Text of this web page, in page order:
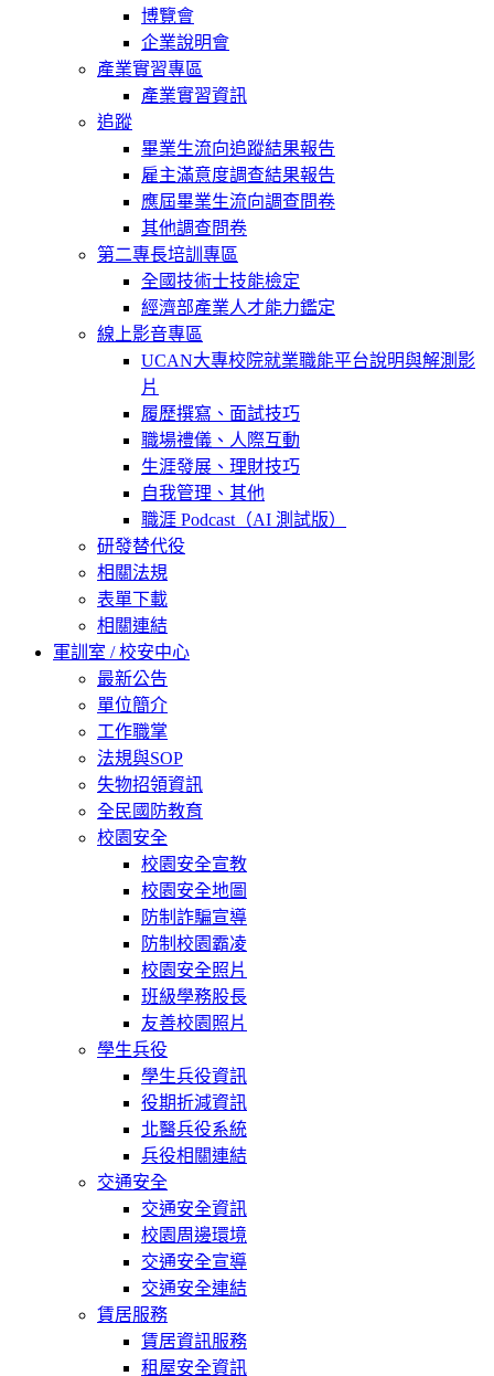
博覽會
企業說明會
產業實習專區
產業實習資訊
追蹤
畢業生流向追蹤結果報告
雇主滿意度調查結果報告
應屆畢業生流向調查問卷
其他調查問卷
第二專長培訓專區
全國技術士技能檢定
經濟部產業人才能力鑑定
線上影音專區
UCAN大專校院就業職能平台說明與解測影
片
履歷撰寫、面試技巧
職場禮儀、人際互動
生涯發展、理財技巧
自我管理、其他
職涯 Podcast（AI 測試版）
研發替代役
相關法規
表單下載
相關連結
軍訓室 / 校安中心
最新公告
單位簡介
工作職掌
法規與SOP
失物招領資訊
全民國防教育
校園安全
校園安全宣教
校園安全地圖
防制詐騙宣導
防制校園霸凌
校園安全照片
班級學務股長
友善校園照片
學生兵役
學生兵役資訊
役期折減資訊
北醫兵役系統
兵役相關連結
交通安全
交通安全資訊
校園周邊環境
交通安全宣導
交通安全連結
賃居服務
賃居資訊服務
租屋安全資訊